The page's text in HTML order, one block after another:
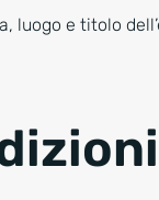
luogo e titolo